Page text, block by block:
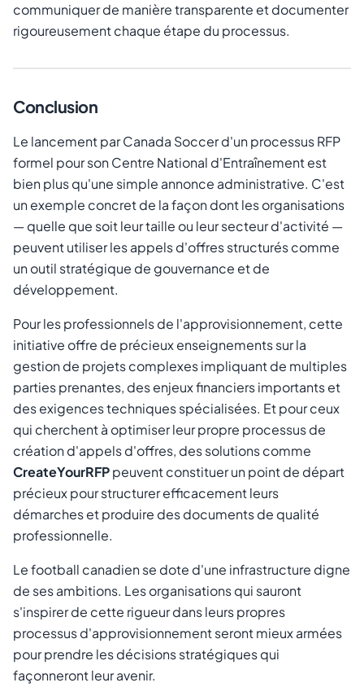
communiquer de manière transparente et documenter
rigoureusement chaque étape du processus.
Conclusion
Le lancement par Canada Soccer d'un processus RFP
formel pour son Centre National d'Entraînement est
bien plus qu'une simple annonce administrative. C'est
un exemple concret de la façon dont les organisations
— quelle que soit leur taille ou leur secteur d'activité —
peuvent utiliser les appels d'offres structurés comme
un outil stratégique de gouvernance et de
développement.
Pour les professionnels de l'approvisionnement, cette
initiative offre de précieux enseignements sur la
gestion de projets complexes impliquant de multiples
parties prenantes, des enjeux financiers importants et
des exigences techniques spécialisées. Et pour ceux
qui cherchent à optimiser leur propre processus de
création d'appels d'offres, des solutions comme
CreateYourRFPpeuvent constituer un point de départ
précieux pour structurer efficacement leurs
démarches et produire des documents de qualité
professionnelle.
Le football canadien se dote d'une infrastructure digne
de ses ambitions. Les organisations qui sauront
s'inspirer de cette rigueur dans leurs propres
processus d'approvisionnement seront mieux armées
pour prendre les décisions stratégiques qui
façonneront leur avenir.